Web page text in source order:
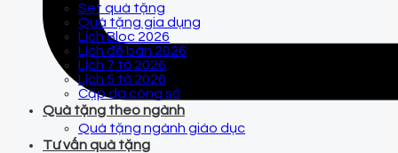
Set quà tặng
Quà tặng gia dụng
Lịch Bloc 2026
Lịch để bàn 2026
Lịch 7 tờ 2026
Lịch 5 tờ 2026
Cặp da công sở
Quà tặng theo ngành
Quà tặng ngành giáo dục
Tư vấn quà tặng